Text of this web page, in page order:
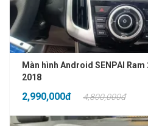
Màn hình Android SENPAI
2018
2,990,000đ 4,800,000đ